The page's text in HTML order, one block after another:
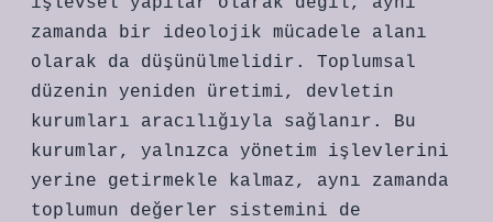
zamanda bir ideolojik mücadele alanı
olarak da düşünülmelidir. Toplumsal
düzenin yeniden üretimi, devletin
kurumları aracılığıyla sağlanır. Bu
kurumlar, yalnızca yönetim işlevlerini
yerine getirmekle kalmaz, aynı zamanda
toplumun değerler sistemini de